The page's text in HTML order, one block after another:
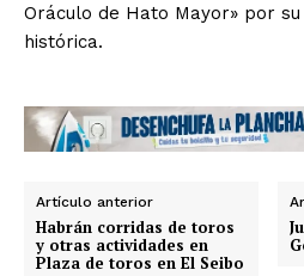
Oráculo de Hato Mayor» por
histórica.
Artículo anterior
Habrán corridas de toros
y otras actividades en
Plaza de toros en El Seibo